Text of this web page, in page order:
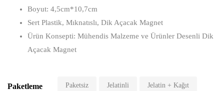
Boyut: 4,5cm*10,7cm
Sert Plastik, Mıknatıslı, Dik Açacak Magnet
Ürün Konsepti: Mühendis Malzeme ve Ürünler Desenli Dik
Açacak Magnet
Paketleme Paketsiz Jelatinli Jelatin + Kağıt